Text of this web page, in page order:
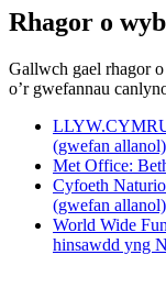
Rhagor o
Gallwch gael rhagor
o’r gwefannau
(gwefan allanol)
Met Office:
Cyfoeth
(gwefan allanol)
World Wide
hinsawdd yng